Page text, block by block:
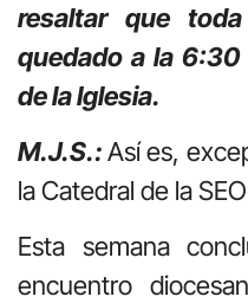
resaltar que
quedado a la 6:30
de la Iglesia.
M.J.S.:Así es,
la Catedral de la
Esta semana
encuentro